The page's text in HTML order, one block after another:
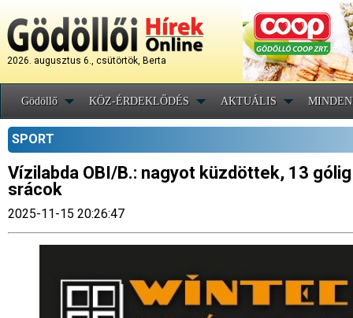
2026. augusztus 6., csütörtök, Berta
Gödöllő KÖZ-ÉRDEKLŐDÉS AKTUÁLIS
SPORT
Vízilabda OBI/B.: nagyot küzdöttek, 13
srácok
2025-11-15 20:26:47